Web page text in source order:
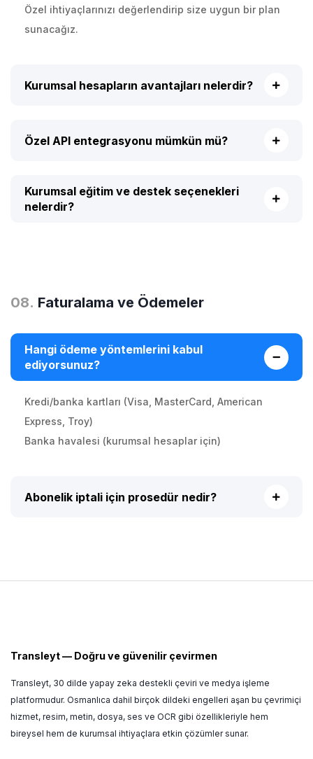
Özel ihtiyaçlarınızı değerlendirip size uygun bir plan
sunacağız.
Kurumsal hesapların avantajları nelerdir?
Özel API entegrasyonu mümkün mü?
Kurumsal eğitim ve destek seçenekleri
nelerdir?
08. Faturalama ve Ödemeler
Hangi ödeme yöntemlerini kabul
ediyorsunuz?
Kredi/banka kartları (Visa, MasterCard, American
Express, Troy)
Banka havalesi (kurumsal hesaplar için)
Abonelik iptali için prosedür nedir?
Transleyt— Doğru ve güvenilir çevirmen
Transleyt, 30 dilde yapay zeka destekli çeviri ve medya işleme
platformudur. Osmanlıca dahil birçok dildeki engelleri aşan bu çevrimiçi
hizmet, resim, metin, dosya, ses ve OCR gibi özellikleriyle hem
bireysel hem de kurumsal ihtiyaçlara etkin çözümler sunar.